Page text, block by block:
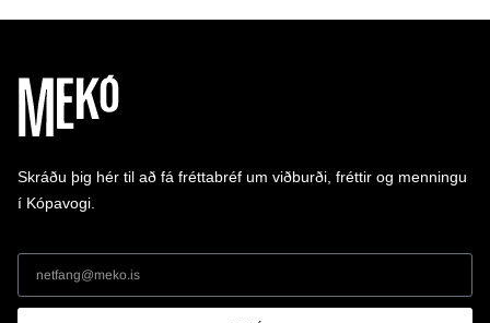
Skráðu þig hér til að fá fréttabréf um viðburði, fréttir og menningu
í Kópavogi.